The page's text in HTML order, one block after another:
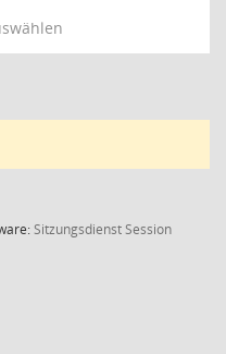
SitzungsdienstSession(Wird in